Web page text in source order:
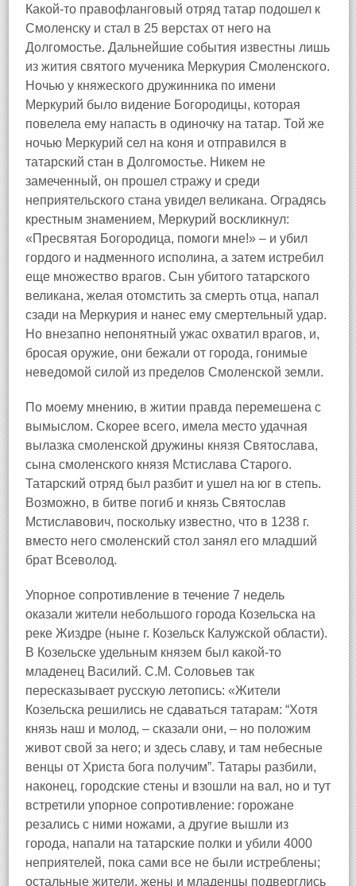
Какой-то правофланговый отряд татар подошел к
Смоленску и стал в 25 верстах от него на
Долгомостье. Дальнейшие события известны лишь
из жития святого мученика Меркурия Смоленского.
Ночью у княжеского дружинника по имени
Меркурий было видение Богородицы, которая
повелела ему напасть в одиночку на татар. Той же
ночью Меркурий сел на коня и отправился в
татарский стан в Долгомостье. Никем не
замеченный, он прошел стражу и среди
неприятельского стана увидел великана. Оградясь
крестным знамением, Меркурий воскликнул:
«Пресвятая Богородица, помоги мне!» – и убил
гордого и надменного исполина, а затем истребил
еще множество врагов. Сын убитого татарского
великана, желая отомстить за смерть отца, напал
сзади на Меркурия и нанес ему смертельный удар.
Но внезапно непонятный ужас охватил врагов, и,
бросая оружие, они бежали от города, гонимые
неведомой силой из пределов Смоленской земли.
По моему мнению, в житии правда перемешена с
вымыслом. Скорее всего, имела место удачная
вылазка смоленской дружины князя Святослава,
сына смоленского князя Мстислава Старого.
Татарский отряд был разбит и ушел на юг в степь.
Возможно, в битве погиб и князь Святослав
Мстиславович, поскольку известно, что в 1238 г.
вместо него смоленский стол занял его младший
брат Всеволод.
Упорное сопротивление в течение 7 недель
оказали жители небольшого города Козельска на
реке Жиздре (ныне г. Козельск Калужской области).
В Козельске удельным князем был какой-то
младенец Василий. С.М. Соловьев так
пересказывает русскую летопись: «Жители
Козельска решились не сдаваться татарам: “Хотя
князь наш и молод, – сказали они, – но положим
живот свой за него; и здесь славу, и там небесные
венцы от Христа бога получим”. Татары разбили,
наконец, городские стены и взошли на вал, но и тут
встретили упорное сопротивление: горожане
резались с ними ножами, а другие вышли из
города, напали на татарские полки и убили 4000
неприятелей, пока сами все не были истреблены;
остальные жители, жены и младенцы подверглись